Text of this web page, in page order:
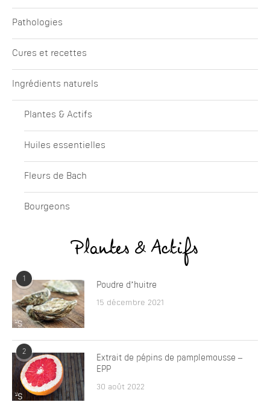
Pathologies
Cures et recettes
Ingrédients naturels
Plantes & Actifs
Huiles essentielles
Fleurs de Bach
Bourgeons
Plantes & Actifs
1
Poudre d’huitre
15 décembre 2021
2
Extrait de pépins de pamplemousse –
EPP
30 août 2022